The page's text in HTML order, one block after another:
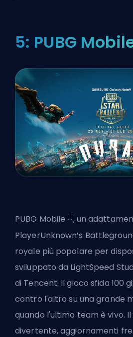
5: PUBG
PUBG Mobile [1] , un
PlayerUnknown’s
royale più popolare per
sviluppato da LightSpeed
di Tencent. Il gioco sfida 100
contro l'altro su una grande
quando l'ultimo team è vivo.
divertente, aggiornamenti